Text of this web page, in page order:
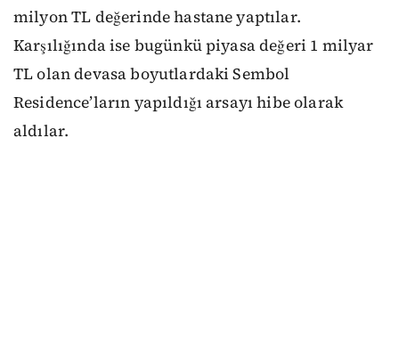
milyon TL değerinde hastane yaptılar.
Karşılığında ise bugünkü piyasa değeri 1 milyar
TL olan devasa boyutlardaki Sembol
Residence’ların yapıldığı arsayı hibe olarak
aldılar.